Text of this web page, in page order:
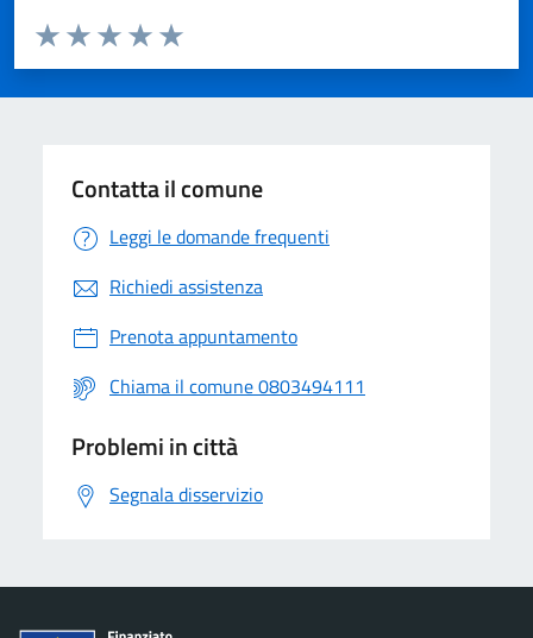
Valuta da 1 a 5 stelle la pagina
Valuta 5 stelle su 5
Valuta 4 stelle su 5
Valuta 3 stelle su 5
Valuta 2 stelle su 5
Valuta 1 stelle su 5
Contatta il comune
Leggi le domande frequenti
Richiedi assistenza
Prenota appuntamento
Chiama il comune 0803494111
Problemi in città
Segnala disservizio